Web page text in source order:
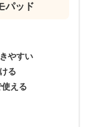
パッド
やすい
る
使える